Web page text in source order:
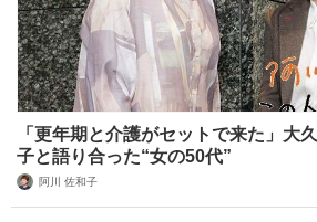
「更年期と介護がセットで来た」大
子と語り合った“女の50代”
阿川 佐和子